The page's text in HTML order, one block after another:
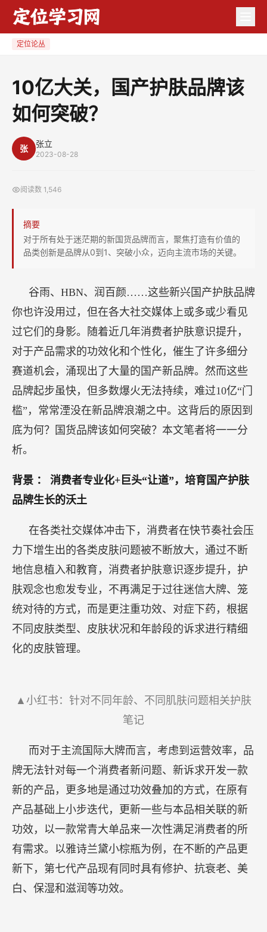
定位论丛
10亿大关，国产护肤品牌该
如何突破？
张 张立
2023-08-28
阅读数 1,546
摘要
对于所有处于迷茫期的新国货品牌而言，聚焦打造有价值的
品类创新是品牌从0到1、突破小众，迈向主流市场的关键。
谷雨、HBN、润百颜……这些新兴国产护肤品牌
你也许没用过，但在各大社交媒体上或多或少看见
过它们的身影。随着近几年消费者护肤意识提升，
对于产品需求的功效化和个性化，催生了许多细分
赛道机会，涌现出了大量的国产新品牌。然而这些
品牌起步虽快，但多数爆火无法持续，难过10亿“门
槛”，常常湮没在新品牌浪潮之中。这背后的原因到
底为何？国货品牌该如何突破？本文笔者将一一分
析。
背景 ： 消费者专业化+巨头“让道”，培育国产护肤
品牌生长的沃土
在各类社交媒体冲击下，消费者在快节奏社会压
力下增生出的各类皮肤问题被不断放大，通过不断
地信息植入和教育，消费者护肤意识逐步提升，护
肤观念也愈发专业，不再满足于过往迷信大牌、笼
统对待的方式，而是更注重功效、对症下药，根据
不同皮肤类型、皮肤状况和年龄段的诉求进行精细
化的皮肤管理。
▲小红书：针对不同年龄、不同肌肤问题相关护肤
笔记
而对于主流国际大牌而言，考虑到运营效率，品
牌无法针对每一个消费者新问题、新诉求开发一款
新的产品，更多地是通过功效叠加的方式，在原有
产品基础上小步迭代，更新一些与本品相关联的新
功效，以一款常青大单品来一次性满足消费者的所
有需求。以雅诗兰黛小棕瓶为例，在不断的产品更
新下，第七代产品现有同时具有修护、抗衰老、美
白、保湿和滋润等功效。